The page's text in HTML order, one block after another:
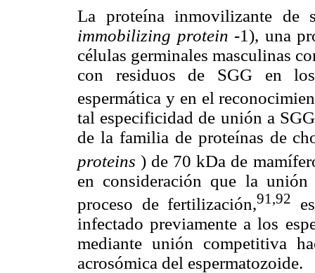
La proteína inmovilizante
immobilizing protein -1), una
células germinales masculinas
con residuos de SGG en
espermática y en el
tal especificidad de unión a
de la familia de proteínas de
proteins ) de 70 kDa de
en consideración que la
proceso de fertilización,91,92
infectado previamente a los
mediante unión competitiva
acrosómica del espermatozoide.